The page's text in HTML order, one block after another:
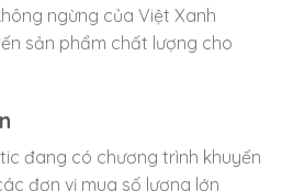
ngừng của Việt Xanh
sản phẩm chất lượng cho
đang có chương trình khuyến
đơn vị mua số lượng lớn